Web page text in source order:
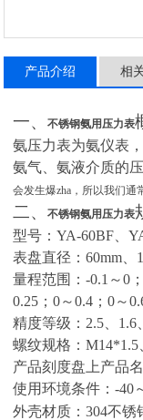
产品介绍 相
一、 不锈钢氨用压力表
氨压力表为氨仪表
氨气、氨液介质的
会发生爆zha，所以我们
二、 不锈钢氨用压力表
型号：YA-60BF、
表盘直径：60mm、
量程范围： -0.1 ～0
0.25；0～0.4；0～
精度等级：2.5、1.6
螺纹规格：M14*1.5
产品刻度盘上产品
使用环境条件：-40
外壳材质：304不锈